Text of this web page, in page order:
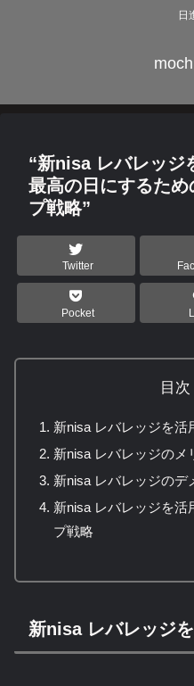
日
“新nisa レバレッジ
最高の日にするた
プ戦略”
Twitter
Pocket
目次
新nisa レバレッジを活
新nisa レバレッジのメ
新nisa レバレッジのデ
新nisa レバレッジを活
プ戦略
新nisa レバレッジ